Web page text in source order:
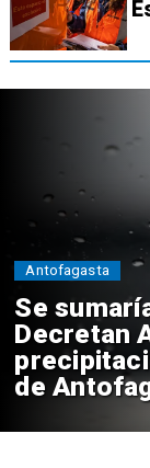
Se
Decretan
de
Antofagasta